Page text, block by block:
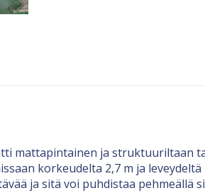
mattapintainen ja struktuuriltaan
korkeudelta 2,7 m ja
ja sitä voi puhdistaa pehmeällä